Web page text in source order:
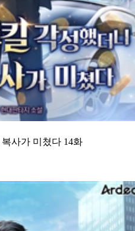
사가 미쳤다 14화